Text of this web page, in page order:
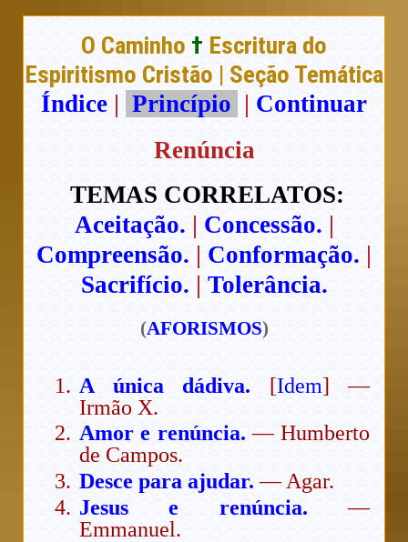
O Caminho † Escritura do
Espiritismo Cristão | Seção Temática
Índice | Princípio | Continuar
Renúncia
TEMAS CORRELATOS:
Aceitação. | Concessão. |
Compreensão. | Conformação. |
Sacrifício. | Tolerância.
(AFORISMOS)
A única dádiva. [Idem] —
Irmão X.
Amor e renúncia. — Humberto
de Campos.
Desce para ajudar. — Agar.
Jesus e renúncia. —
Emmanuel.